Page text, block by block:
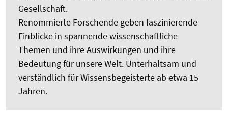
Gesellschaft.
Renommierte Forschende geben faszinierende
Einblicke in spannende wissenschaftliche
Themen und ihre Auswirkungen und ihre
Bedeutung für unsere Welt. Unterhaltsam und
verständlich für Wissensbegeisterte ab etwa 15
Jahren.